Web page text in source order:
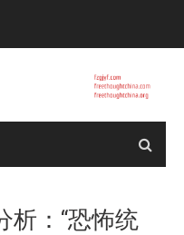
析：“恐怖统